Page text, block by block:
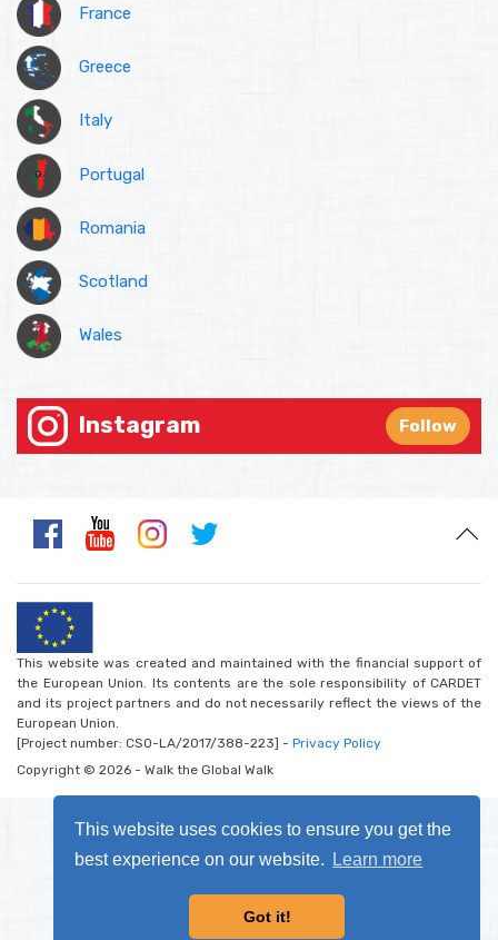
This website uses cookies to ensure you get the
best experience on our website.
Learn more
Got it!
France
Greece
Italy
Portugal
Romania
Scotland
Wales
Instagram Follow
This website was created and maintained with the financial support of
the European Union. Its contents are the sole responsibility of CARDET
and its project partners and do not necessarily reflect the views of the
European Union.
[Project number: CSO-LA/2017/388-223] - Privacy Policy
Copyright © 2026 - Walk the Global Walk